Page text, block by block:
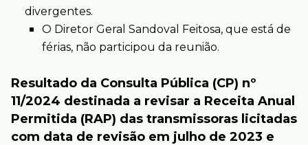
divergentes.
O Diretor Geral Sandoval Feitosa, que está de
férias, não participou da reunião.
Resultado da Consulta Pública (CP) nº
11/2024 destinada a revisar a Receita Anual
Permitida (RAP) das transmissoras licitadas
com data de revisão em julho de 2023 e